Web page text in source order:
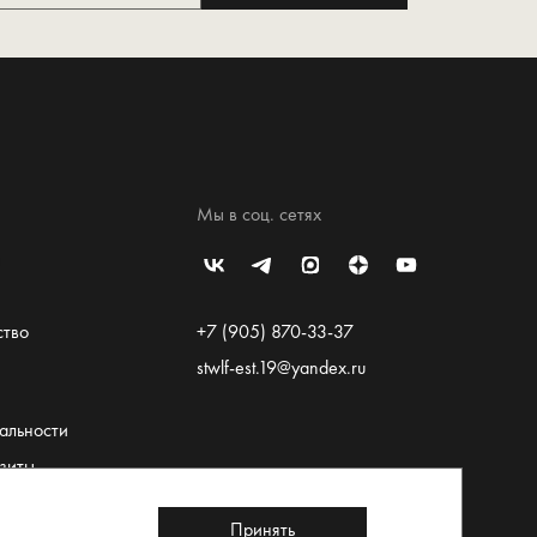
Мы в соц. сетях
+7 (905) 870-33-37
stwlf-est.19@yandex.ru
Принять